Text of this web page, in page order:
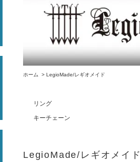
ホーム > LegioMade/レギオメイド
リング
キーチェーン
LegioMade/レギオメイド